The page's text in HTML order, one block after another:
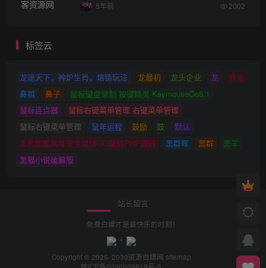
5年前 2002
标签云
龙途天下，神炉生肖，熔铸玩法 龙最初 龙头企业 龙
齐全
鼻祖
鼻子
鼠标键盘录制 按键精灵 KeymouseGo5.1
鼠标连点器
鼠标右键菜单管理 右键菜单管理
鼠标右键菜单管理
鼠年运程 鼓励 鼓
默认
黑色炫酷网址安全跳转GO跳转PHP源码
黑群晖 黑群
黑羊
黑猫小说破解版
站长留言
免费白嫖才是最快乐的时刻！
Copyright © 2025· 2030资源白嫖网 sitemap
桂ICP备2020009819号-5